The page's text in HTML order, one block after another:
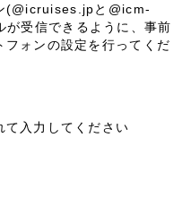
(@icruises.jpと@icm-
受信できるように、事前
フォンの設定を行ってくだ
入力してください